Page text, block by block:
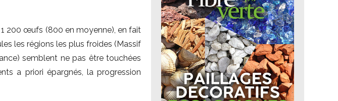
200 œufs (800 en moyenne), en fait
les régions les plus froides (Massif
semblent ne pas être touchées
a priori épargnés, la progression